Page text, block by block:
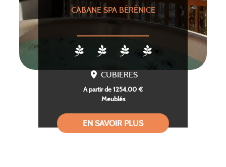
CABANE SPA BÉRÉNICE
CUBIERES
A partir de 1254,00 €
Meublés
EN SAVOIR PLUS